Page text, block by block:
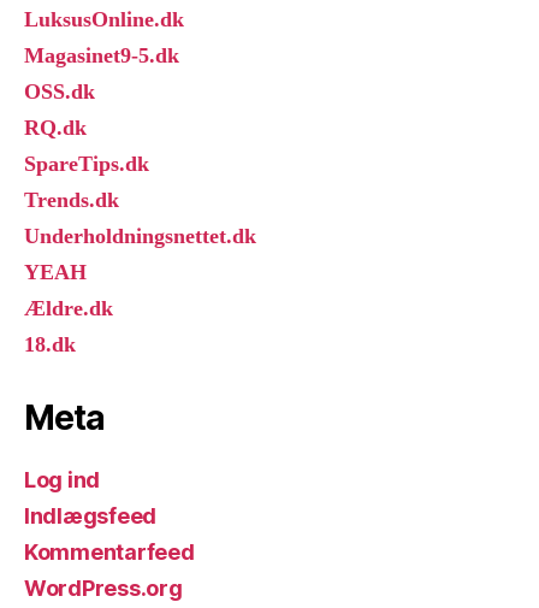
LuksusOnline.dk
Magasinet9-5.dk
OSS.dk
RQ.dk
SpareTips.dk
Trends.dk
Underholdningsnettet.dk
YEAH
Ældre.dk
18.dk
Meta
Log ind
Indlægsfeed
Kommentarfeed
WordPress.org